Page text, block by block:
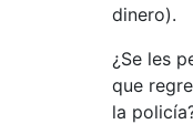
dinero).
¿Se les
que
la